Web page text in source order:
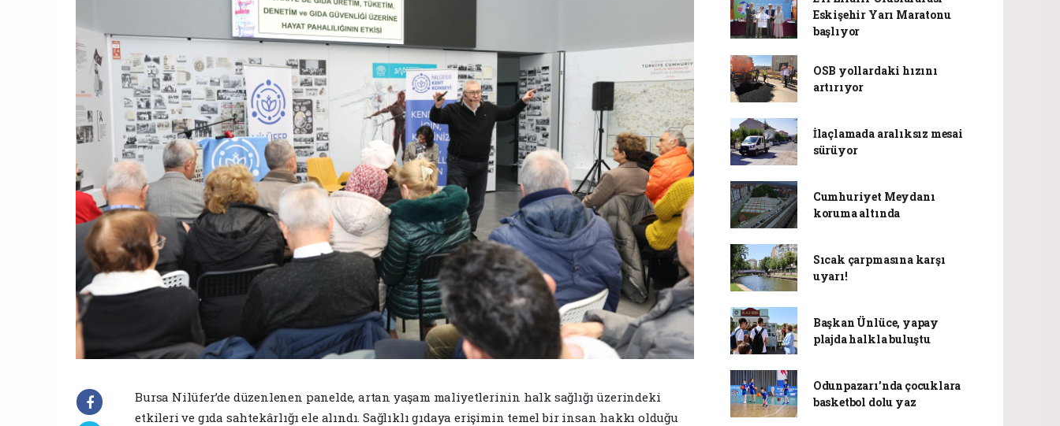
Bursa Nilüfer’de düzenlenen panelde, artan yaşam maliyetlerinin halk sağlığı üzerindeki
etkileri ve gıda sahtekârlığı ele alındı. Sağlıklı gıdaya erişimin temel bir insan hakkı olduğu
Eskişehir Yarı Maratonu
başlıyor
OSB yollardaki hızını
artırıyor
İlaçlamada aralıksız mesai
sürüyor
Cumhuriyet Meydanı
koruma altında
Sıcak çarpmasına karşı
uyarı!
Başkan Ünlüce, yapay
plajda halkla buluştu
Odunpazarı’nda çocuklara
basketbol dolu yaz